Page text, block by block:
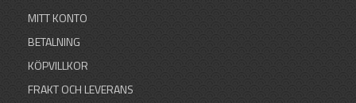
MITT KONTO
BETALNING
KÖPVILLKOR
FRAKT OCH LEVERANS